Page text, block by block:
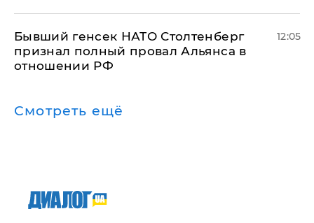
Бывший генсек НАТО Столтенберг
признал полный провал Альянса в
отношении РФ
12:05
Смотреть ещё